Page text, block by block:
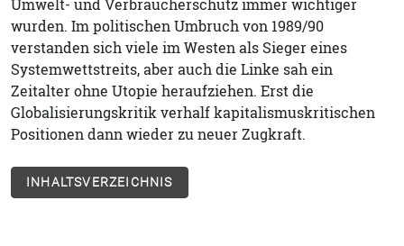
Umwelt- und Verbraucherschutz immer wichtiger
wurden. Im politischen Umbruch von 1989/90
verstanden sich viele im Westen als Sieger eines
Systemwettstreits, aber auch die Linke sah ein
Zeitalter ohne Utopie heraufziehen. Erst die
Globalisierungskritik verhalf kapitalismuskritischen
Positionen dann wieder zu neuer Zugkraft.
INHALTSVERZEICHNIS